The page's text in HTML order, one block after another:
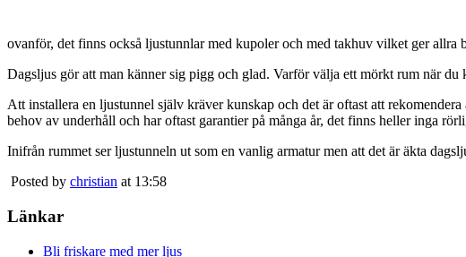
ovanför, det finns också ljustunnlar med kupoler och med takhuv vilket ger allra
Dagsljus gör att man känner sig pigg och glad. Varför välja ett mörkt rum när du
Att installera en ljustunnel själv kräver kunskap och det är oftast att
behov av underhåll och har oftast garantier på många år, det finns heller inga
Inifrån rummet ser ljustunneln ut som en vanlig armatur men att det är äkta
Posted by christian at 13:58
Länkar
Bli friskare med mer ljus